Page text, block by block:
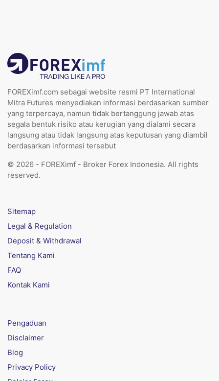
FOREXimf.com sebagai website resmi PT International
Mitra Futures menyediakan informasi berdasarkan sumber
yang terpercaya, namun tidak bertanggung jawab atas
segala bentuk risiko atau kerugian yang dialami secara
langsung atau tidak langsung atas keputusan yang diambil
berdasarkan informasi tersebut
© 2026 - FOREXimf - Broker Forex Indonesia. All rights
reserved.
Sitemap
Legal & Regulation
Deposit & Withdrawal
Tentang Kami
FAQ
Kontak Kami
Pengaduan
Disclaimer
Blog
Privacy Policy